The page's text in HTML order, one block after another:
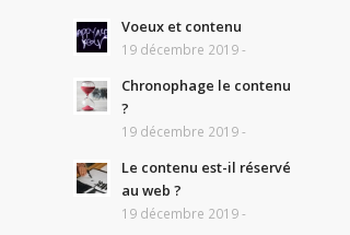
Voeux et contenu
19 décembre 2019 -
Chronophage le contenu
?
19 décembre 2019 -
Le contenu est-il réservé
au web ?
19 décembre 2019 -